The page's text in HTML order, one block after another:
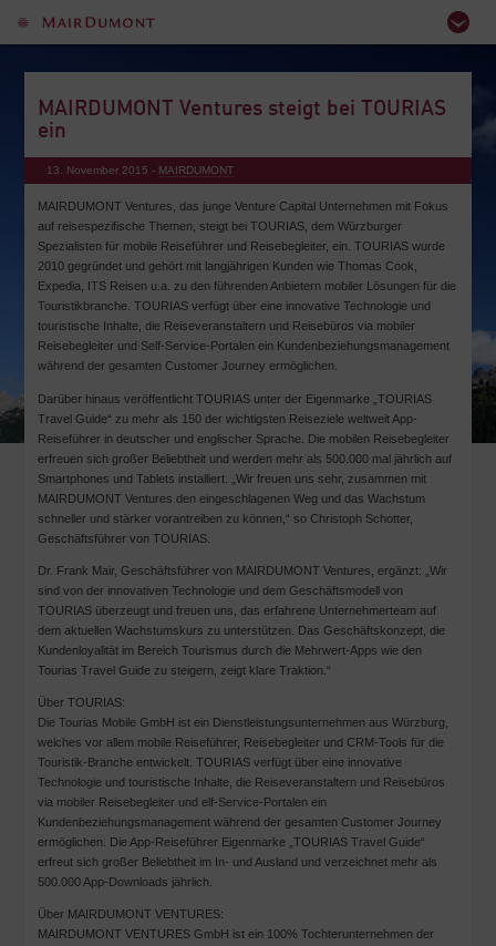
MAIRDUMONT Ventures steigt bei TOURIAS
ein
13. November 2015 - MAIRDUMONT
MAIRDUMONT Ventures, das junge Venture Capital Unternehmen mit Fokus
auf reisespezifische Themen, steigt bei TOURIAS, dem Würzburger
Spezialisten für mobile Reiseführer und Reisebegleiter, ein. TOURIAS wurde
2010 gegründet und gehört mit langjährigen Kunden wie Thomas Cook,
Expedia, ITS Reisen u.a. zu den führenden Anbietern mobiler Lösungen für die
Touristikbranche. TOURIAS verfügt über eine innovative Technologie und
touristische Inhalte, die Reiseveranstaltern und Reisebüros via mobiler
Reisebegleiter und Self-Service-Portalen ein Kundenbeziehungsmanagement
während der gesamten Customer Journey ermöglichen.
Darüber hinaus veröffentlicht TOURIAS unter der Eigenmarke „TOURIAS
Travel Guide“ zu mehr als 150 der wichtigsten Reiseziele weltweit App-
Reiseführer in deutscher und englischer Sprache. Die mobilen Reisebegleiter
erfreuen sich großer Beliebtheit und werden mehr als 500.000 mal jährlich auf
Smartphones und Tablets installiert. „Wir freuen uns sehr, zusammen mit
MAIRDUMONT Ventures den eingeschlagenen Weg und das Wachstum
schneller und stärker vorantreiben zu können,“ so Christoph Schotter,
Geschäftsführer von TOURIAS.
Dr. Frank Mair, Geschäftsführer von MAIRDUMONT Ventures, ergänzt: „Wir
sind von der innovativen Technologie und dem Geschäftsmodell von
TOURIAS überzeugt und freuen uns, das erfahrene Unternehmerteam auf
dem aktuellen Wachstumskurs zu unterstützen. Das Geschäftskonzept, die
Kundenloyalität im Bereich Tourismus durch die Mehrwert-Apps wie den
Tourias Travel Guide zu steigern, zeigt klare Traktion.“
Über TOURIAS:
Die Tourias Mobile GmbH ist ein Dienstleistungsunternehmen aus Würzburg,
welches vor allem mobile Reiseführer, Reisebegleiter und CRM-Tools für die
Touristik-Branche entwickelt. TOURIAS verfügt über eine innovative
Technologie und touristische Inhalte, die Reiseveranstaltern und Reisebüros
via mobiler Reisebegleiter und elf-Service-Portalen ein
Kundenbeziehungsmanagement während der gesamten Customer Journey
ermöglichen. Die App-Reiseführer Eigenmarke „TOURIAS Travel Guide“
erfreut sich großer Beliebtheit im In- und Ausland und verzeichnet mehr als
500.000 App-Downloads jährlich.
Über MAIRDUMONT VENTURES:
MAIRDUMONT VENTURES GmbH ist ein 100% Tochterunternehmen der